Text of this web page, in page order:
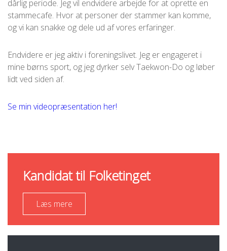
dårlig periode. Jeg vil endvidere arbejde for at oprette en
stammecafe. Hvor at personer der stammer kan komme,
og vi kan snakke og dele ud af vores erfaringer.
Endvidere er jeg aktiv i foreningslivet. Jeg er engageret i
mine børns sport, og jeg dyrker selv Taekwon-Do og løber
lidt ved siden af.
Se min videopræsentation her!
Kandidat til Folketinget
Læs mere